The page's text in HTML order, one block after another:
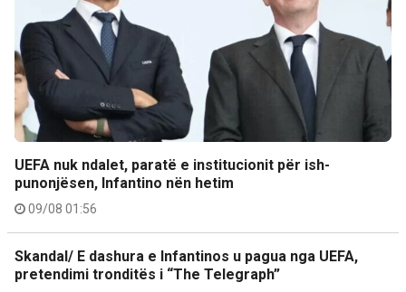
UEFA nuk ndalet, paratë e institucionit për ish-
punonjësen, Infantino nën hetim
09/08 01:56
Skandal/ E dashura e Infantinos u pagua nga UEFA,
pretendimi tronditës i “The Telegraph”